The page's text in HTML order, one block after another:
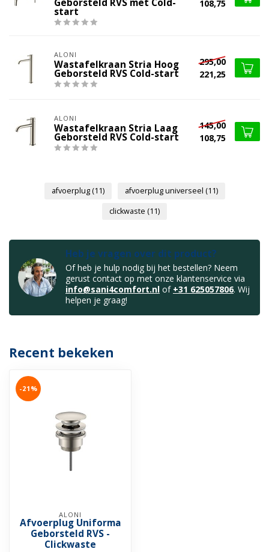
Geborsteld RVS met Cold-
start
108,75
ALONI
Wastafelkraan Stria Hoog
Geborsteld RVS Cold-start
295,00
221,25
ALONI
Wastafelkraan Stria Laag
Geborsteld RVS Cold-start
145,00
108,75
afvoerplug(11) afvoerplug universeel (11)
clickwaste (11)
Heb je vragen over dit product?
Of heb je hulp nodig bij het bestellen? Neem
gerust contact op met onze klantenservice via
info@sani4comfort.nl of +31 625057806. Wij
helpen je graag!
Recent bekeken
-21%
ALONI
Afvoerplug Uniforma
Geborsteld RVS -
Clickwaste